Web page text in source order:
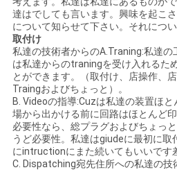
達はでしても言います。興味を起こ
について知らせて下さい。それについ
取付け
私達の技術者からのA.Traning:私達の
は私達からのtraningを受け入れるた
とができます。（取付け、店操作、
Traingおよびちょっと）。
B. Videoの指導:Cuzは私達の装置ほ
場から出かける前に回路はほとんど
必要性なら、総プラグおよびちょっ
うど必要性。私達はgiudeに最初に取
にintructionにまた続いてもいいです
C. Dispatching宛先住所への私達の